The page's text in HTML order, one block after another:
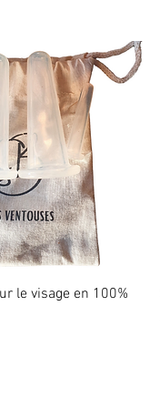
le visage en 100%